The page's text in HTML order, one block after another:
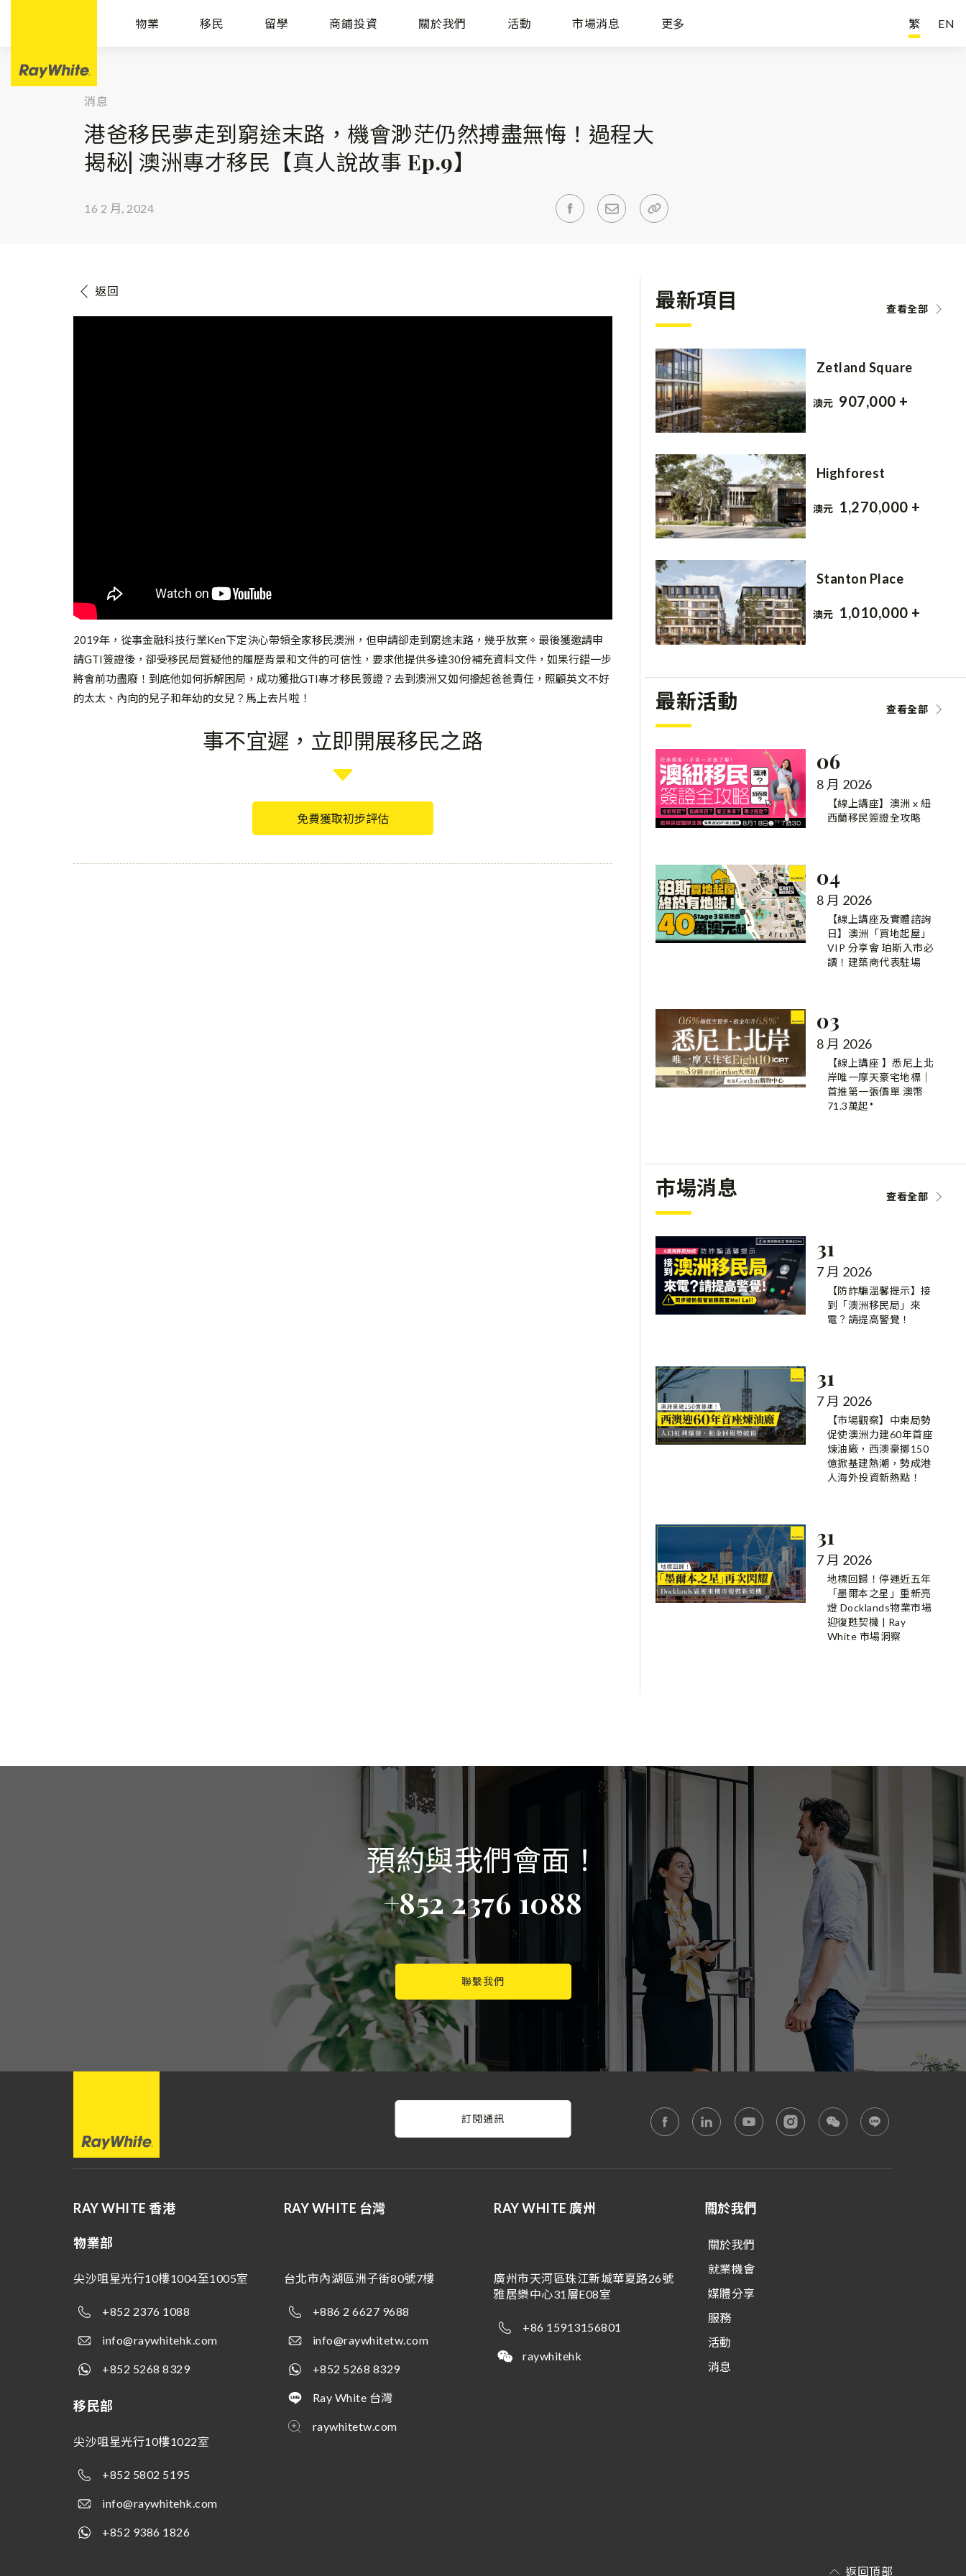
物業 移民 留學 商鋪投資 關於我們 活動 市場消息 更多 EN
繁
消息
港爸移民夢走到窮途末路，機會渺茫仍然搏盡無悔！過程大
揭秘| 澳洲專才移民【真人說故事 Ep.9】
16 2 月, 2024
返回
2019年，從事金融科技行業Ken下定決心帶領全家移民澳洲，但申請卻走到窮途末路，幾乎放棄。最後獲邀請申
請GTI簽證後，卻受移民局質疑他的履歷背景和文件的可信性，要求他提供多達30份補充資料文件，如果行錯一步
將會前功盡廢！到底他如何拆解困局，成功獲批GTI專才移民簽證？去到澳洲又如何擔起爸爸責任，照顧英文不好
的太太、內向的兒子和年幼的女兒？馬上去片啦！
事不宜遲，立即開展移民之路
C
免費獲取初步評估
最新項目 查看全部
Zetland Square
澳元 907,000 +
Highforest
澳元 1,270,000 +
Stanton Place
澳元 1,010,000 +
最新活動 查看全部
06
8 月 2026
【線上講座】澳洲 x 紐
西蘭移民簽證全攻略
04
8 月 2026
【線上講座及實體諮詢
日】澳洲「買地起屋」
VIP 分享會 珀斯入市必
讀！建築商代表駐場
03
8 月 2026
【線上講座 】悉尼上北
岸唯一摩天豪宅地標｜
首推第一張價單 澳幣
71.3萬起*
市場消息 查看全部
31
7 月 2026
【防詐騙溫馨提示】接
到「澳洲移民局」來
電？請提高警覺！
31
7 月 2026
【市場觀察】中東局勢
促使澳洲力建60年首座
煉油廠，西澳豪擲150
億掀基建熱潮，勢成港
人海外投資新熱點！
31
7 月 2026
地標回歸！停運近五年
「墨爾本之星」重新亮
燈 Docklands物業市場
迎復甦契機 | Ray
White 市場洞察
預約與我們會面！
+852 2376 1088
聯繫我們
RAY WHITE 香港
物業部
尖沙咀星光行10樓1004至1005室
+852 2376 1088
info@raywhitehk.com
+852 5268 8329
移民部
尖沙咀星光行10樓1022室
+852 5802 5195
info@raywhitehk.com
+852 9386 1826
RAY WHITE 台灣
台北市內湖區洲子街80號7樓
+886 2 6627 9688
info@raywhitetw.com
+852 5268 8329
Ray White 台灣
raywhitetw.com
RAY WHITE 廣州
廣州市天河區珠江新城華夏路26號
雅居樂中心31層E08室
+86 15913156801
raywhitehk
訂閱通訊
關於我們
關於我們
就業機會
媒體分享
服務
活動
消息
返回頂部